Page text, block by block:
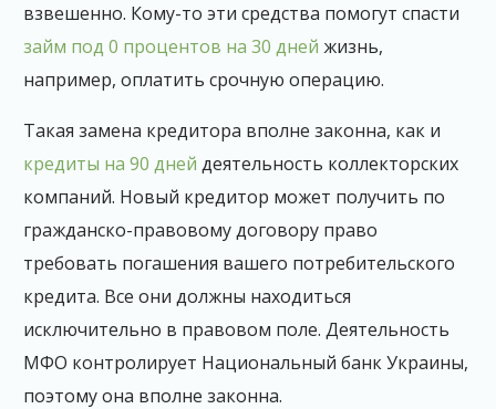
взвешенно. Кому-то эти средства помогут спасти
займ под 0 процентов на 30 дней жизнь,
например, оплатить срочную операцию.
Такая замена кредитора вполне законна, как и
кредиты на 90 дней деятельность коллекторских
компаний. Новый кредитор может получить по
гражданско-правовому договору право
требовать погашения вашего потребительского
кредита. Все они должны находиться
исключительно в правовом поле. Деятельность
МФО контролирует Национальный банк Украины,
поэтому она вполне законна.